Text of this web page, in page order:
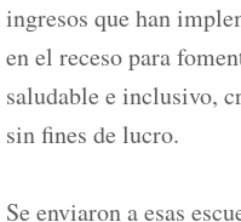
ingresos que han
en el receso para
saludable e inclusivo,
sin fines de lucro.
Se enviaron a esas